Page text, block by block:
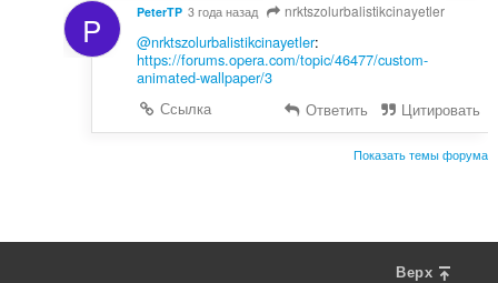
P PeterTP 3 года назад nrktszolurbalistikcinayetler
@nrktszolurbalistikcinayetler:
https://forums.opera.com/topic/46477/custom-
animated-wallpaper/3
Ссылка
Ответить Цитировать
Показать темы форума
Верх